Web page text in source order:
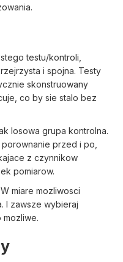
testu/kontroli,
i spojna. Testy
skonstruowany
co by sie stalo bez
losowa grupa kontrolna.
przed i po,
z czynnikow
pomiarow.
miare mozliwosci
I zawsze wybieraj